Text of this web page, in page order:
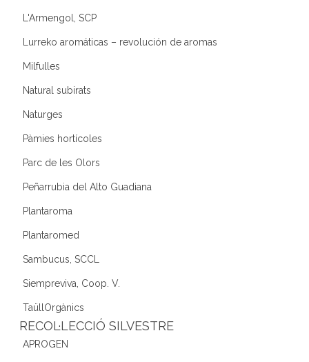
L'Armengol, SCP
Lurreko aromáticas – revolución de aromas
Milfulles
Natural subirats
Naturges
Pàmies hortícoles
Parc de les Olors
Peñarrubia del Alto Guadiana
Plantaroma
Plantaromed
Sambucus, SCCL
Siempreviva, Coop. V.
TaüllOrgànics
RECOL·LECCIÓ SILVESTRE
APROGEN